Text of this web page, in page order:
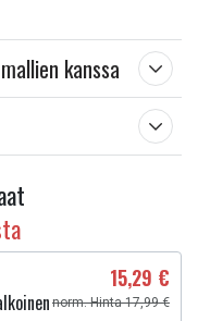
kanssa
15,29 €
norm. Hinta 17,99 €